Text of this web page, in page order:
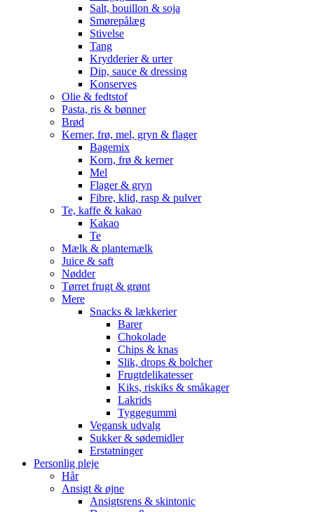
Salt, bouillon & soja
Smørepålæg
Stivelse
Tang
Krydderier & urter
Dip, sauce & dressing
Konserves
Olie & fedtstof
Pasta, ris & bønner
Brød
Kerner, frø, mel, gryn & flager
Bagemix
Korn, frø & kerner
Mel
Flager & gryn
Fibre, klid, rasp & pulver
Te, kaffe & kakao
Kakao
Te
Mælk & plantemælk
Juice & saft
Nødder
Tørret frugt & grønt
Mere
Snacks & lækkerier
Barer
Chokolade
Chips & knas
Slik, drops & bolcher
Frugtdelikatesser
Kiks, riskiks & småkager
Lakrids
Tyggegummi
Vegansk udvalg
Sukker & sødemidler
Erstatninger
Personlig pleje
Hår
Ansigt & øjne
Ansigtsrens & skintonic